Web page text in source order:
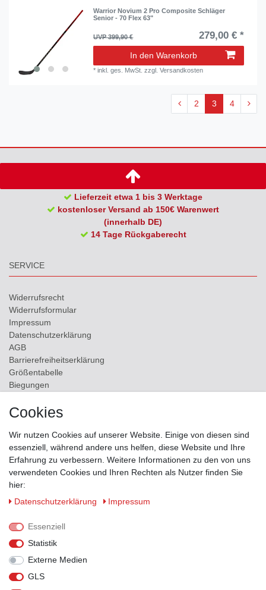
Warrior Novium 2 Pro Composite Schläger
Senior - 70 Flex 63"
UVP 399,90 € 279,00 € *
In den Warenkorb
*inkl. ges. MwSt. zzgl.Versandkosten
2 3 4
Lieferzeit etwa 1 bis 3 Werktage
kostenloser Versand ab 150€ Warenwert
(innerhalb DE)
14 Tage Rückgaberecht
SERVICE
Widerrufs­recht
Widerrufs­formular
Impressum
Daten­schutz­erklärung
AGB
Barrierefreiheitserklärung
Größentabelle
Biegungen
Kontakt
ZAHLUNGSMÖGLICHKEITEN
Cookies
Wir nutzen Cookies auf unserer Website. Einige von diesen sind
essenziell, während andere uns helfen, diese Website und Ihre
Erfahrung zu verbessern. Weitere Informationen zu den von uns
verwendeten Cookies und Ihren Rechten als Nutzer finden Sie
hier:
Daten­schutz­erklärung
Impressum
Essenziell
Statistik
Externe Medien
GLS